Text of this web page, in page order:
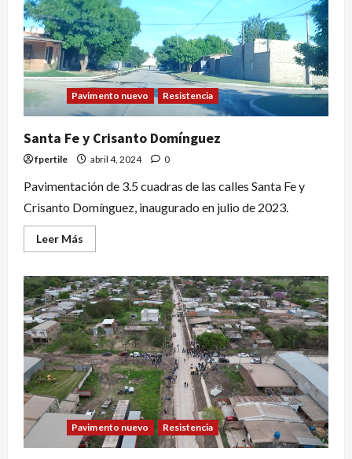
Pavimento nuevo Resistencia
Santa Fe y Crisanto Domínguez
fpertile abril 4, 2024 0
Pavimentación de 3.5 cuadras de las calles Santa Fe y
Crisanto Domínguez, inaugurado en julio de 2023.
Leer Más
Pavimento nuevo Resistencia